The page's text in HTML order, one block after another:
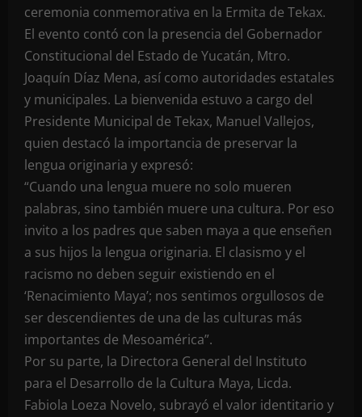
ceremonia conmemorativa en la Ermita de Tekax.
El evento contó con la presencia del Gobernador
Constitucional del Estado de Yucatán, Mtro.
Joaquín Díaz Mena, así como autoridades estatales
y municipales. La bienvenida estuvo a cargo del
Presidente Municipal de Tekax, Manuel Vallejos,
quien destacó la importancia de preservar la
lengua originaria y expresó:
“Cuando una lengua muere no solo mueren
palabras, sino también muere una cultura. Por eso
invito a los padres que saben maya a que enseñen
a sus hijos la lengua originaria. El clasismo y el
racismo no deben seguir existiendo en el
‘Renacimiento Maya’; nos sentimos orgullosos de
ser descendientes de una de las culturas más
importantes de Mesoamérica”.
Por su parte, la Directora General del Instituto
para el Desarrollo de la Cultura Maya, Licda.
Fabiola Loeza Novelo, subrayó el valor identitario y